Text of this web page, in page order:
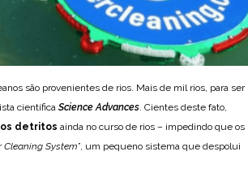
são provenientes de rios. Mais de mil rios, para ser
científica Science Advances. Cientes deste fato,
detritos ainda no curso de rios – impedindo que os
Cleaning System”, um pequeno sistema que despolui